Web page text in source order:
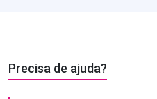
Precisa de ajuda?